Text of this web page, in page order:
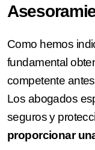
Como hemos
fundamental
competente
Los abogados
seguros y
proporcionar